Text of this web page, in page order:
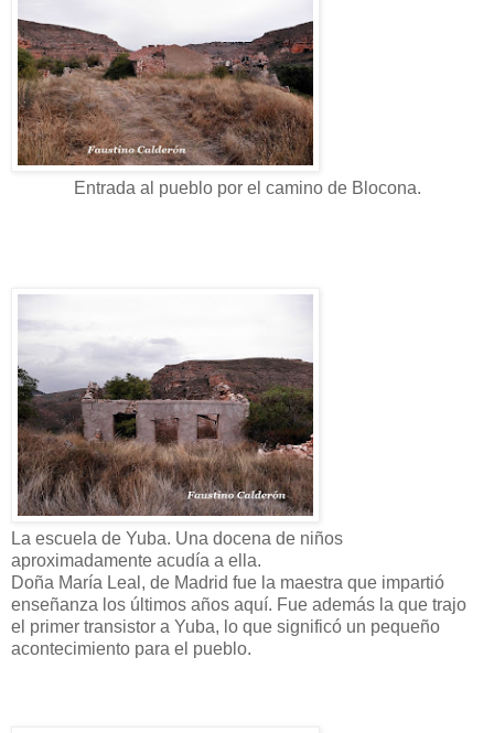
Entrada al pueblo por el camino de Blocona.
La escuela de Yuba. Una docena de niños
aproximadamente acudía a ella.
Doña María Leal, de Madrid fue la maestra que impartió
enseñanza los últimos años aquí. Fue además la que trajo
el primer transistor a Yuba, lo que significó un pequeño
acontecimiento para el pueblo.